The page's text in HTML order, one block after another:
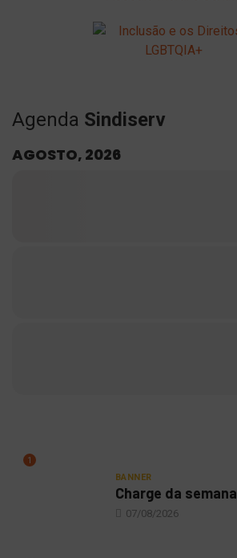
Agenda Sindiserv
AGOSTO, 2026
1
BANNER
Charge da semana
07/08/2026